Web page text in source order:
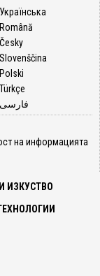
Українська
Română
Česky
Slovenščina
Polski
Türkçe
فارسی
на информацията
ИЗКУСТВО